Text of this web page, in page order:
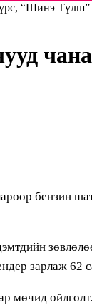
“Шинэ Түлш”
бензин
зарлаж 62
мөчид